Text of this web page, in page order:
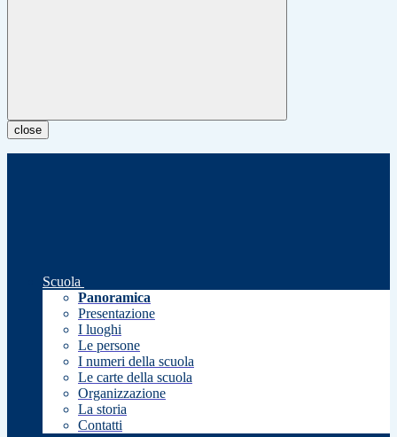
close
Scuola
Panoramica
Presentazione
I luoghi
Le persone
I numeri della scuola
Le carte della scuola
Organizzazione
La storia
Contatti